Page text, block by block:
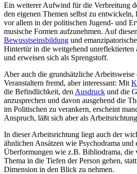
Ein weiterer Aufwind für die Verbreitung
den eigenen Themen selbst zu
vor allem in der politischen Jugend- und
musische Formen aufzunehmen. Auf
Bewusstseinsbildung und
Hintertür in die weitgehend unreflektierten
und erweisen sich als Sprengstoff.
Aber auch die grundsätzliche Arbeitsweise
Veranstaltern fremd, aber interessant: Mit
die Befindlichkeit, den Ausdruck und die
anzusprechen und davon ausgehend die
im Politischen zu verankern, erscheint
Anspruch, läßt sich aber als
In dieser Arbeitsrichtung liegt auch der
ähnlichen Ansätzen wie Psychodrama und
Überformungen wie z.B. Bibliodrama, die
Thema in die Tiefen der Person gehen,
Dimension in den Blick zu nehmen.